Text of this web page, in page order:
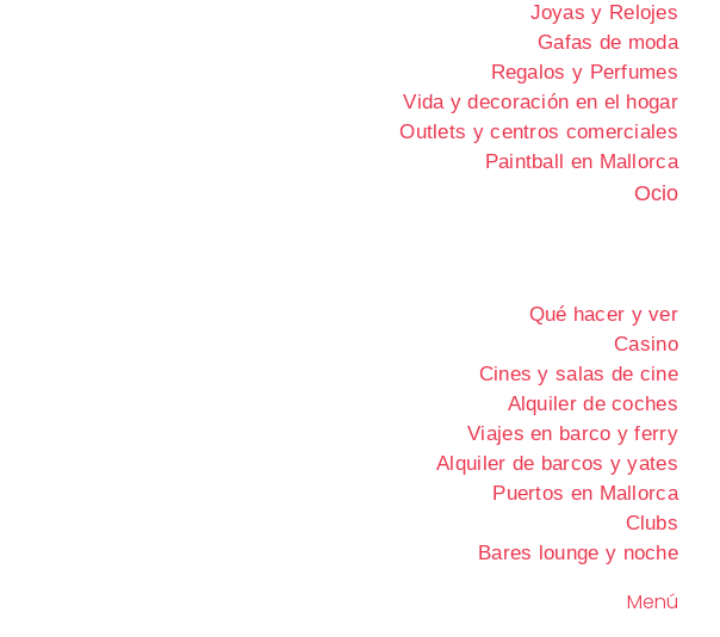
Joyas y Relojes
Gafas de moda
Regalos y Perfumes
Vida y decoración en el hogar
Outlets y centros comerciales
Paintball en Mallorca
Ocio
Qué hacer y ver
Casino
Cines y salas de cine
Alquiler de coches
Viajes en barco y ferry
Alquiler de barcos y yates
Puertos en Mallorca
Clubs
Bares lounge y noche
Menú